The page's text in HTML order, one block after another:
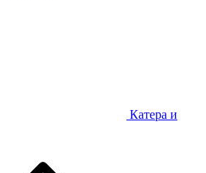
Катера и